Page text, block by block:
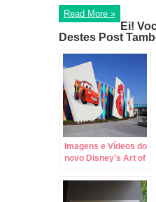
Read More »
Ei!
Destes Post
Imagens e Vídeos do
novo Disney’s Art of